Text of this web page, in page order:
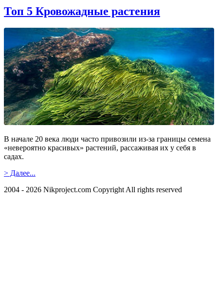
Топ 5 Кровожадные растения
В начале 20 века люди часто привозили из-за границы семена
«невероятно красивых» растений, рассаживая их у себя в
садах.
> Далее...
2004 - 2026 Nikproject.com Copyright All rights reserved